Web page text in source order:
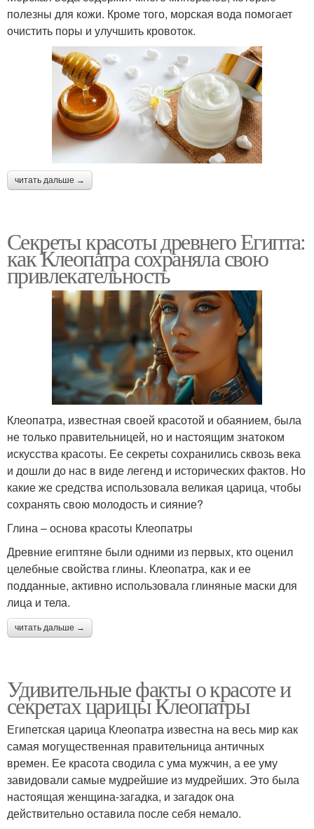
полезны для кожи. Кроме того, морская вода помогает
очистить поры и улучшить кровоток.
читать дальше →
Секреты красоты древнего Египта:
как Клеопатра сохраняла свою
привлекательность
Клеопатра, известная своей красотой и обаянием, была
не только правительницей, но и настоящим знатоком
искусства красоты. Ее секреты сохранились сквозь века
и дошли до нас в виде легенд и исторических фактов. Но
какие же средства использовала великая царица, чтобы
сохранять свою молодость и сияние?
Глина – основа красоты Клеопатры
Древние египтяне были одними из первых, кто оценил
целебные свойства глины. Клеопатра, как и ее
подданные, активно использовала глиняные маски для
лица и тела.
читать дальше →
Удивительные факты о красоте и
секретах царицы Клеопатры
Египетская царица Клеопатра известна на весь мир как
самая могущественная правительница античных
времен. Ее красота сводила с ума мужчин, а ее уму
завидовали самые мудрейшие из мудрейших. Это была
настоящая женщина-загадка, и загадок она
действительно оставила после себя немало.